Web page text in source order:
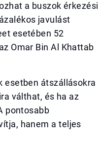
a buszok érkezési
javulást
esetében 52
Omar Bin Al Khattab
esetben átszállásokra
válthat, és ha az
pontosabb
hanem a teljes